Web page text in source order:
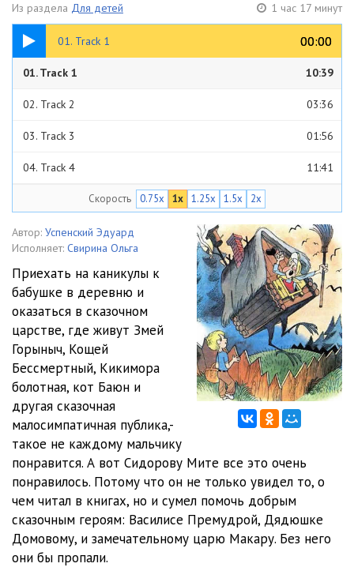
Из раздела Для детей 1 час 17 минут
01. Track 1 00:00
00:00
10:39
01. Track 1 10:39
02. Track 2 03:36
03. Track 3 01:56
04. Track 4 11:41
06. Track 6 03:39
03:42
08. Track 8 06:23
09. Track 9 06:07
10. Track 10 00:55
11. Track 11 08:16
12. Track 12
13. Track 13
Скорость 0.75x 1x 1.25x 1.5x 2x
Автор: Успенский Эдуард
Исполняет: Свирина Ольга
Приехать на каникулы к
бабушке в деревню и
оказаться в сказочном
царстве, где живут Змей
Горыныч, Кощей
Бессмертный, Кикимора
болотная, кот Баюн и
другая сказочная
малосимпатичная публика,-
такое не каждому мальчику
понравится. А вот Сидорову Мите все это очень
понравилось. Потому что он не только увидел то, о
чем читал в книгах, но и сумел помочь добрым
сказочным героям: Василисе Премудрой, Дядюшке
Домовому, и замечательному царю Макару. Без него
они бы пропали.